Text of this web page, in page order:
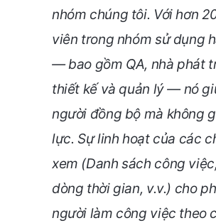
nhóm chúng tôi. Với hơn
viên trong nhóm sử dụng
— bao gồm QA, nhà phát
thiết kế và quản lý — nó
người đồng bộ mà không
lực. Sự linh hoạt của các
xem (Danh sách công
dòng thời gian, v.v.) cho
người làm công việc theo